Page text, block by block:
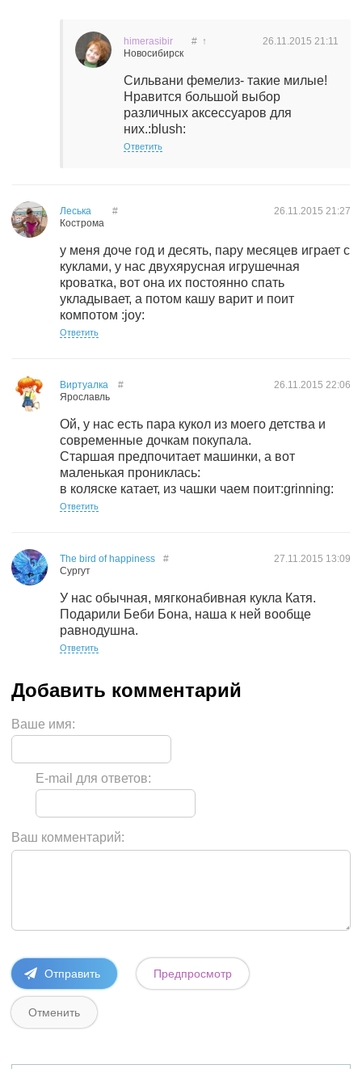
himerasibir
Новосибирск
26.11.2015 21:11
# ↑
Сильвани фемелиз- такие милые!
Нравится большой выбор
различных аксессуаров для
них.:blush:
Ответить
Леська
Кострома
26.11.2015 21:27
#
у меня доче год и десять, пару месяцев играет с
куклами, у нас двухярусная игрушечная
кроватка, вот она их постоянно спать
укладывает, а потом кашу варит и поит
компотом :joy:
Ответить
Виртуалка
Ярославль
26.11.2015 22:06
#
Ой, у нас есть пара кукол из моего детства и
современные дочкам покупала.
Старшая предпочитает машинки, а вот
маленькая прониклась:
в коляске катает, из чашки чаем поит:grinning:
Ответить
The bird of happiness
Сургут
27.11.2015 13:09
#
У нас обычная, мягконабивная кукла Катя.
Подарили Беби Бона, наша к ней вообще
равнодушна.
Ответить
Ваше имя:
E-mail для ответов:
Ваш комментарий: